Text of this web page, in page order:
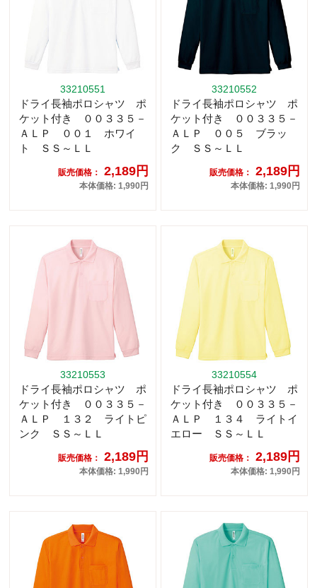
33210551
ドライ長袖ポロシャツ ポ
ケット付き ００３３５－
ＡＬＰ ００１ ホワイ
ト ＳＳ～ＬＬ
販売価格： 2,189円
本体価格: 1,990円
33210552
ドライ長袖ポロシャツ ポ
ケット付き ００３３５－
ＡＬＰ ００５ ブラッ
ク ＳＳ～ＬＬ
販売価格： 2,189円
本体価格: 1,990円
33210553
ドライ長袖ポロシャツ ポ
ケット付き ００３３５－
ＡＬＰ １３２ ライトピ
ンク ＳＳ～ＬＬ
販売価格： 2,189円
本体価格: 1,990円
33210554
ドライ長袖ポロシャツ ポ
ケット付き ００３３５－
ＡＬＰ １３４ ライトイ
エロー ＳＳ～ＬＬ
販売価格： 2,189円
本体価格: 1,990円